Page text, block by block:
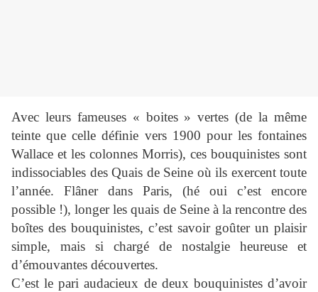
Avec leurs fameuses « boites » vertes (de la même
teinte que celle définie vers 1900 pour les fontaines
Wallace et les colonnes Morris), ces bouquinistes sont
indissociables des Quais de Seine où ils exercent toute
l’année. Flâner dans Paris, (hé oui c’est encore
possible !), longer les quais de Seine à la rencontre des
boîtes des bouquinistes, c’est savoir goûter un plaisir
simple, mais si chargé de nostalgie heureuse et
d’émouvantes découvertes.
C’est le pari audacieux de deux bouquinistes d’avoir